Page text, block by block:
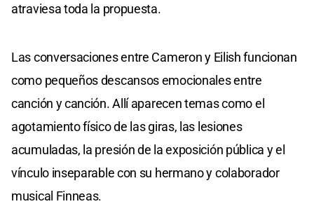
atraviesa toda la propuesta.
Las conversaciones entre Cameron y Eilish funcionan
como pequeños descansos emocionales entre
canción y canción. Allí aparecen temas como el
agotamiento físico de las giras, las lesiones
acumuladas, la presión de la exposición pública y el
vínculo inseparable con su hermano y colaborador
musical Finneas.